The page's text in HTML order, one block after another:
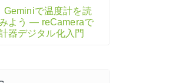
Geminiで温度計を読
よう ― reCameraで
器デジタル化入門